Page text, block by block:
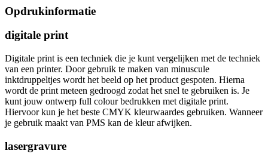
Opdrukinformatie
digitale print
Digitale print is een techniek die je kunt vergelijken met de techniek
van een printer. Door gebruik te maken van minuscule
inktdruppeltjes wordt het beeld op het product gespoten. Hierna
wordt de print meteen gedroogd zodat het snel te gebruiken is. Je
kunt jouw ontwerp full colour bedrukken met digitale print.
Hiervoor kun je het beste CMYK kleurwaardes gebruiken. Wanneer
je gebruik maakt van PMS kan de kleur afwijken.
lasergravure